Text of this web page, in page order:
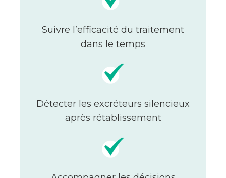
Suivre l’efficacité du traitement
dans le temps
Détecter les excréteurs silencieux
après rétablissement